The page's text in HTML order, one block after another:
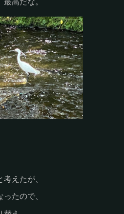
高だな。
えたが、
たので、